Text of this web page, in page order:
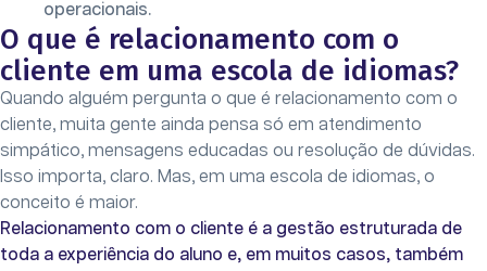
operacionais.
O que é relacionamento com o
cliente em uma escola de idiomas?
Quando alguém pergunta o que é relacionamento com o
cliente, muita gente ainda pensa só em atendimento
simpático, mensagens educadas ou resolução de dúvidas.
Isso importa, claro. Mas, em uma escola de idiomas, o
conceito é maior.
Relacionamento com o cliente é a gestão estruturada de
toda a experiência do aluno e, em muitos casos, também